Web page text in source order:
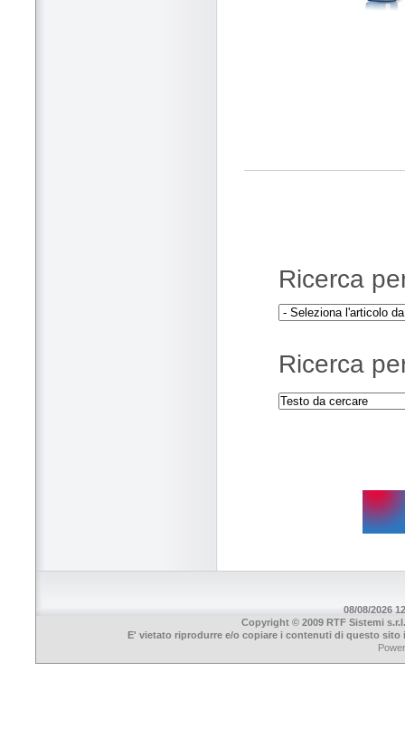
Ricerca
Ricerca
08/08/2026
Copyright © 2009 RTF Sistemi
E' vietato riprodurre e/o copiare i contenuti di questo